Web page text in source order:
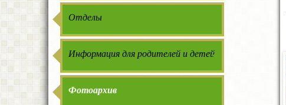
Отделы
Информация для родителей и детей
Фотоархив